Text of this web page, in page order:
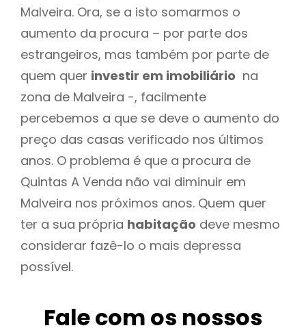
Malveira. Ora, se a isto somarmos o
aumento da procura – por parte dos
estrangeiros, mas também por parte de
quem quer investir em imobiliário na
zona de Malveira -, facilmente
percebemos a que se deve o aumento do
preço das casas verificado nos últimos
anos. O problema é que a procura de
Quintas A Venda não vai diminuir em
Malveira nos próximos anos. Quem quer
ter a sua própria habitação deve mesmo
considerar fazê-lo o mais depressa
possível.
Fale com os nossos